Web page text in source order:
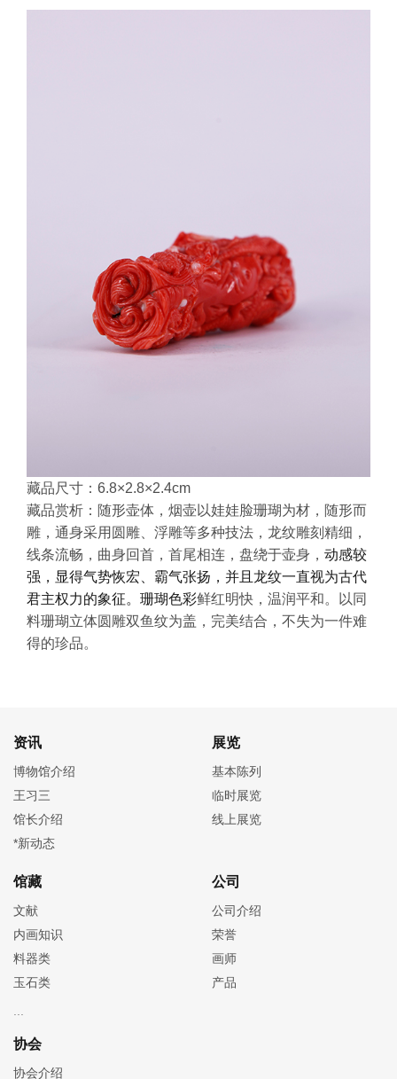
藏品尺寸：6.8×2.8×2.4cm
藏品赏析：随形壶体，烟壶以娃娃脸珊瑚为材，随形而
雕，通身采用圆雕、浮雕等多种技法，龙纹雕刻精细，
线条流畅，曲身回首，首尾相连，盘绕于壶身， 动感较
强，显得气势恢宏、霸气张扬，并且龙纹一直视为古代
君主权力的象征。珊瑚色彩鲜红明快，温润平和。以同
料珊瑚立体圆雕双鱼纹为盖，完美结合，不失为一件难
得的珍品。
资讯
博物馆介绍
王习三
馆长介绍
*新动态
展览
基本陈列
临时展览
线上展览
馆藏
文献
内画知识
料器类
玉石类
公司
公司介绍
荣誉
画师
产品
协会
协会介绍